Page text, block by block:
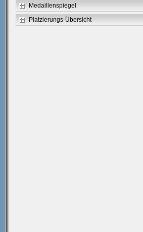
Medaillenspiegel
Platzierungs-Übersicht